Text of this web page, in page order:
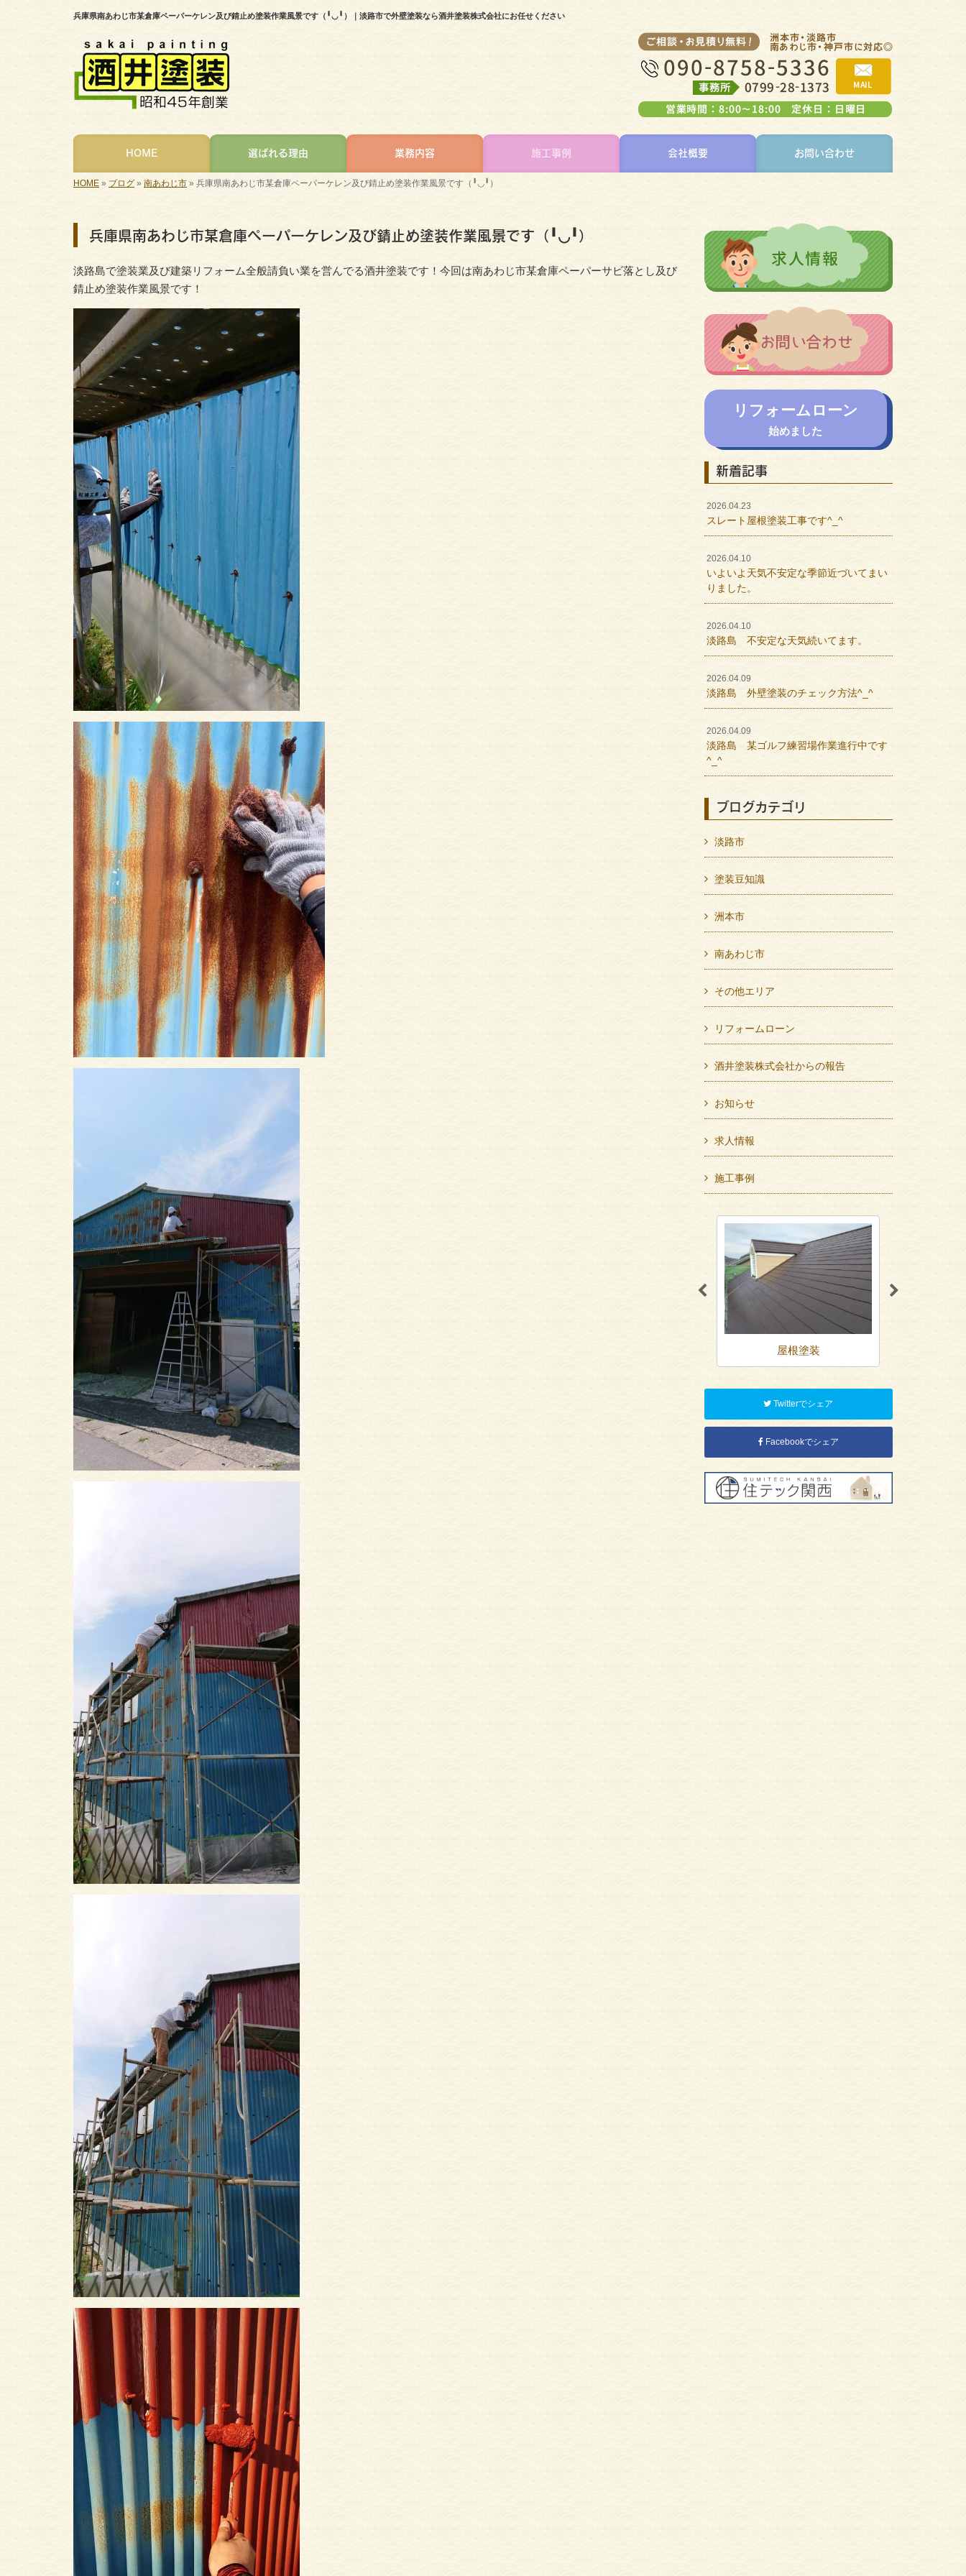
兵庫県南あわじ市某倉庫ペーパーケレン及び錆止め塗装作業風景です（╹◡╹）｜淡路市で外壁塗装なら酒井塗装株式会社にお任せください
HOME 選ばれる理由 業務内容 施工事例 会社概要 お問い合わせ
HOME » ブログ » 南あわじ市 » 兵庫県南あわじ市某倉庫ペーパーケレン及び錆止め塗装作業風景です（╹◡╹）
兵庫県南あわじ市某倉庫ペーパーケレン及び錆止め塗装作業風景です（╹◡╹）
淡路島で塗装業及び建築リフォーム全般請負い業を営んでる酒井塗装です！今回は南あわじ市某倉庫ペーパーサビ落とし及び
錆止め塗装作業風景です！
リフォームローン
始めました
新着記事
2026.04.23
スレート屋根塗装工事です^_^
2026.04.10
いよいよ天気不安定な季節近づいてまい
りました。
2026.04.10
淡路島 不安定な天気続いてます。
2026.04.09
淡路島 外壁塗装のチェック方法^_^
2026.04.09
淡路島 某ゴルフ練習場作業進行中です
^_^
ブログカテゴリ
淡路市
塗装豆知識
洲本市
南あわじ市
その他エリア
リフォームローン
酒井塗装株式会社からの報告
お知らせ
求人情報
施工事例
サイディング 外壁塗装 屋根塗装
Twitterでシェア
Facebookでシェア